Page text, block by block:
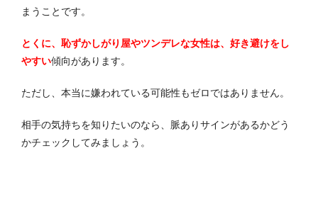
まうことです。
とくに、恥ずかしがり屋やツンデレな女性は、好き避けをし
やすい傾向があります。
ただし、本当に嫌われている可能性もゼロではありません。
相手の気持ちを知りたいのなら、脈ありサインがあるかどう
かチェックしてみましょう。